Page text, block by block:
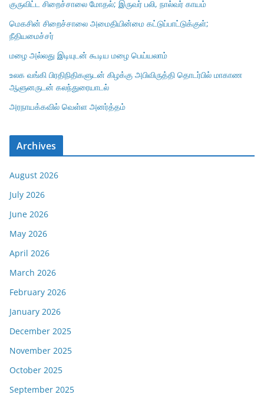
குருவிட்ட சிறைச்சாலை மோதல்; இருவர் பலி, நால்வர் காயம்
மெகசின் சிறைச்சாலை அமைதியின்மை கட்டுப்பாட்டுக்குள்;
நீதியமைச்சர்
மழை அல்லது இடியுடன் கூடிய மழை பெய்யலாம்
உலக வங்கி பிரதிநிதிகளுடன் கிழக்கு அபிவிருத்தி தொடர்பில் மாகாண
ஆளுனருடன் கலந்துரையாடல்
அரநாயக்கவில் வெள்ள அனர்த்தம்
Archives
August 2026
July 2026
June 2026
May 2026
April 2026
March 2026
February 2026
January 2026
December 2025
November 2025
October 2025
September 2025